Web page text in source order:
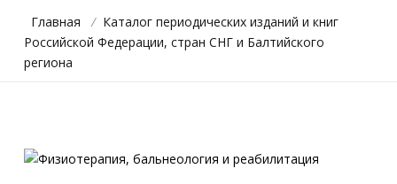
Главная / Каталог периодических изданий и книг
Российской Федерации, стран СНГ и Балтийского
региона